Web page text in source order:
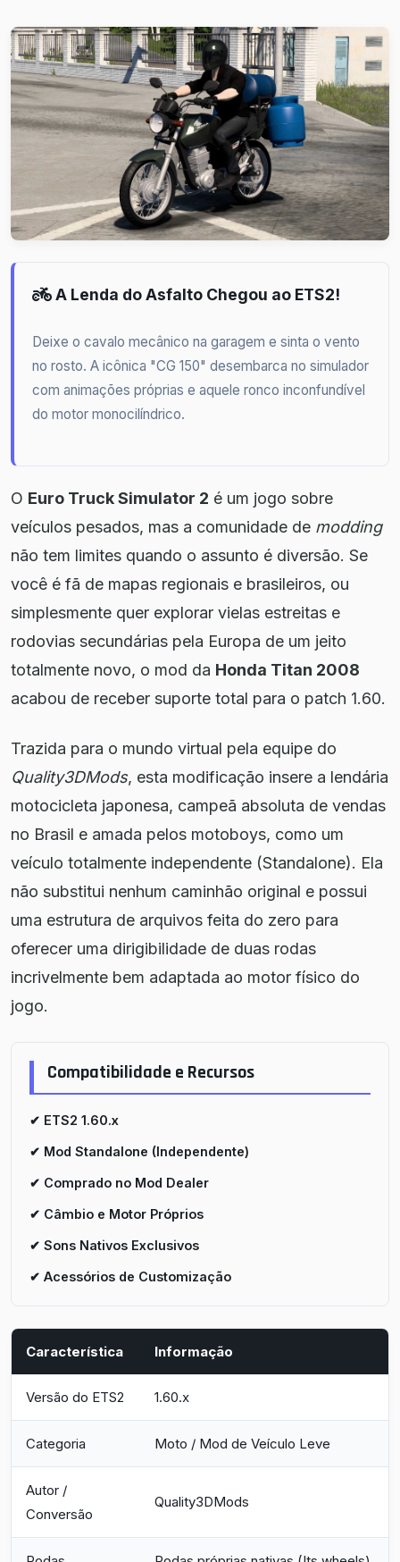
A Lenda do Asfalto Chegou ao ETS2!
Deixe o cavalo mecânico na garagem e sinta o vento
no rosto. A icônica "CG 150" desembarca no simulador
com animações próprias e aquele ronco inconfundível
do motor monocilíndrico.
O Euro Truck Simulator 2 é um jogo sobre
veículos pesados, mas a comunidade de modding
não tem limites quando o assunto é diversão. Se
você é fã de mapas regionais e brasileiros, ou
simplesmente quer explorar vielas estreitas e
rodovias secundárias pela Europa de um jeito
totalmente novo, o mod da Honda Titan 2008
acabou de receber suporte total para o patch 1.60.
Trazida para o mundo virtual pela equipe do
Quality3DMods, esta modificação insere a lendária
motocicleta japonesa, campeã absoluta de vendas
no Brasil e amada pelos motoboys, como um
veículo totalmente independente (Standalone). Ela
não substitui nenhum caminhão original e possui
uma estrutura de arquivos feita do zero para
oferecer uma dirigibilidade de duas rodas
incrivelmente bem adaptada ao motor físico do
jogo.
Compatibilidade e Recursos
✔ ETS2 1.60.x
✔ Mod Standalone (Independente)
✔ Comprado no Mod Dealer
✔ Câmbio e Motor Próprios
✔ Sons Nativos Exclusivos
✔ Acessórios de Customização
Característica Informação
Versão do ETS2 1.60.x
Categoria Moto / Mod de Veículo Leve
Autor /
Conversão
Quality3DMods